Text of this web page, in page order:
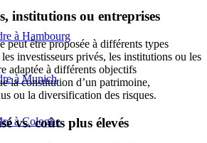
à Hambourg
à Munich
à Cologne
institutions ou entreprises
peut être proposée à différents types
investisseurs privés, les institutions ou les
adaptée à différents objectifs
la constitution d’un patrimoine,
ou la diversification des risques.
vs. coûts plus élevés